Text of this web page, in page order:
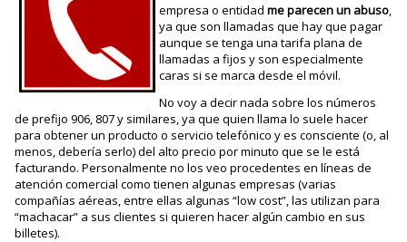
empresa o entidad me parecen un abuso,
ya que son llamadas que hay que pagar
aunque se tenga una tarifa plana de
llamadas a fijos y son especialmente
caras si se marca desde el móvil.
No voy a decir nada sobre los números
de prefijo 906, 807 y similares, ya que quien llama lo suele hacer
para obtener un producto o servicio telefónico y es consciente (o, al
menos, debería serlo) del alto precio por minuto que se le está
facturando. Personalmente no los veo procedentes en líneas de
atención comercial como tienen algunas empresas (varias
compañías aéreas, entre ellas algunas “low cost”, las utilizan para
“machacar” a sus clientes si quieren hacer algún cambio en sus
billetes).